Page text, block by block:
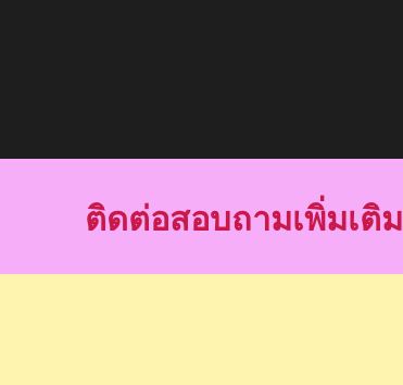
ติดต่อสอบถามเพิ่มเติม